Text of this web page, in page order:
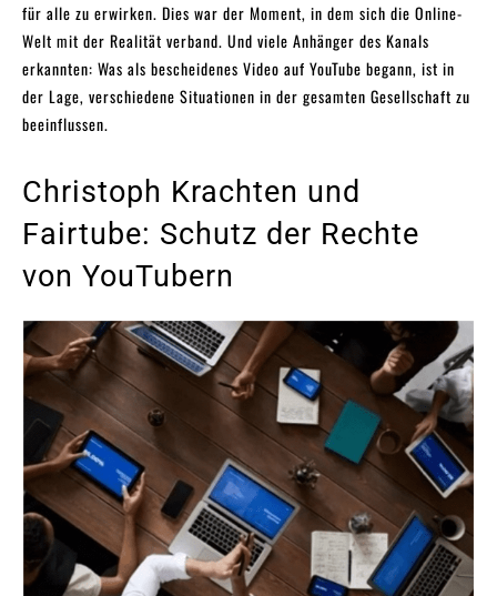
für alle zu erwirken. Dies war der Moment, in dem sich die Online-
Welt mit der Realität verband. Und viele Anhänger des Kanals
erkannten: Was als bescheidenes Video auf YouTube begann, ist in
der Lage, verschiedene Situationen in der gesamten Gesellschaft zu
beeinflussen.
Christoph Krachten und
Fairtube: Schutz der Rechte
von YouTubern